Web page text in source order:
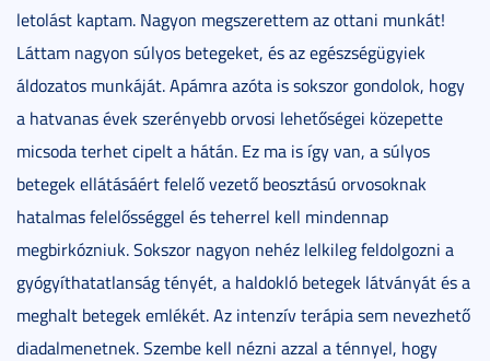
letolást kaptam. Nagyon megszerettem az ottani munkát!
Láttam nagyon súlyos betegeket, és az egészségügyiek
áldozatos munkáját. Apámra azóta is sokszor gondolok, hogy
a hatvanas évek szerényebb orvosi lehetőségei közepette
micsoda terhet cipelt a hátán. Ez ma is így van, a súlyos
betegek ellátásáért felelő vezető beosztású orvosoknak
hatalmas felelősséggel és teherrel kell mindennap
megbirkózniuk. Sokszor nagyon nehéz lelkileg feldolgozni a
gyógyíthatatlanság tényét, a haldokló betegek látványát és a
meghalt betegek emlékét. Az intenzív terápia sem nevezhető
diadalmenetnek. Szembe kell nézni azzal a ténnyel, hogy